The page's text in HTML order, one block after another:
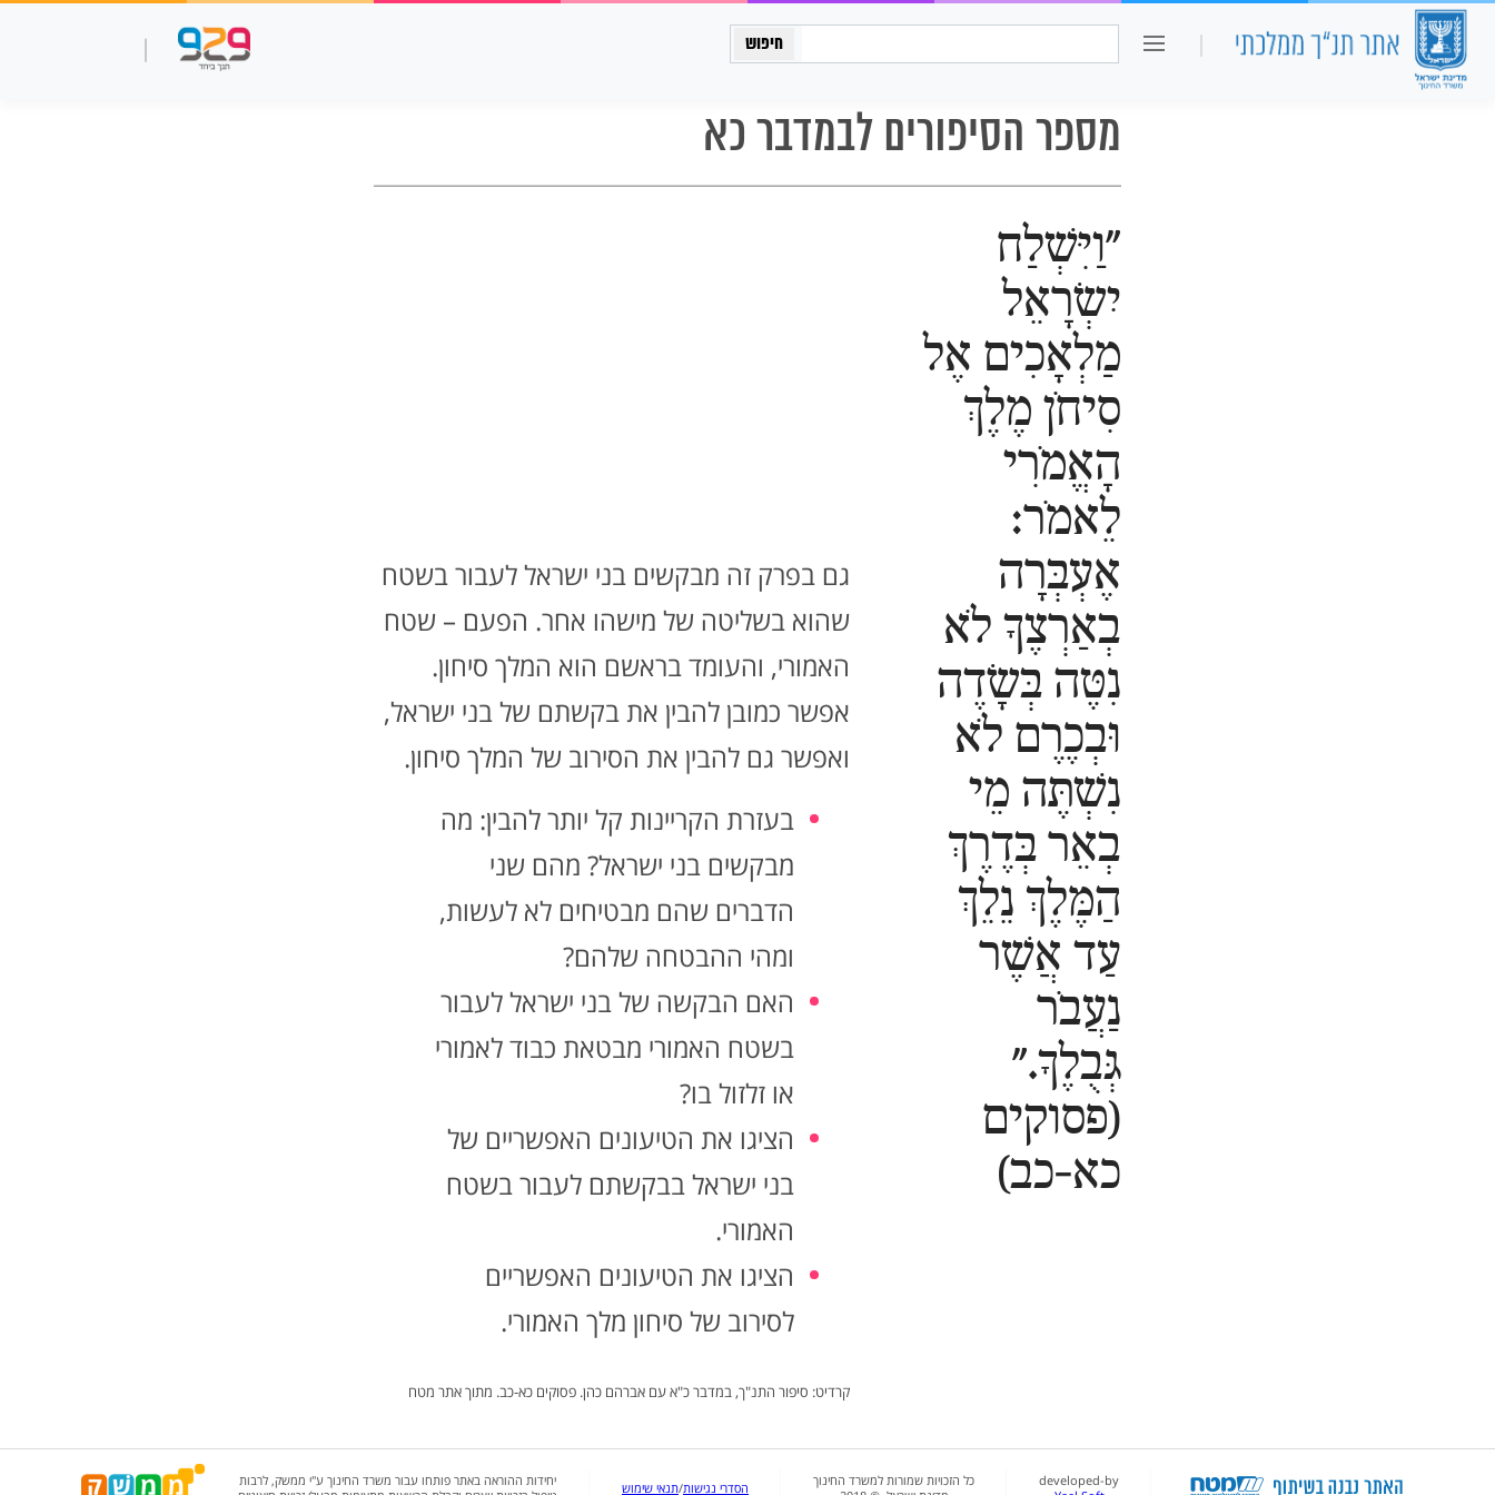
חיפוש:
כיתה ו כיתה יב
מספר הסיפורים לבמדבר כא
"וַיִּשְׁלַח
יִשְׂרָאֵל
מַלְאָכִים אֶל
סִיחֹן מֶלֶךְ
הָאֱמֹרִי
לֵאמֹר:
אֶעְבְּרָה
בְאַרְצֶךָ לֹא
נִטֶּה בְּשָׂדֶה
וּבְכֶרֶם לֹא
נִשְׁתֶּה מֵי
בְאֵר בְּדֶרֶךְ
הַמֶּלֶךְ נֵלֵךְ
עַד אֲשֶׁר
נַעֲבֹר
גְּבֻלֶךָ."
(פסוקים
כא-כב)
גם בפרק זה מבקשים בני ישראל לעבור בשטח
שהוא בשליטה של מישהו אחר. הפעם – שטח
האמורי, והעומד בראשם הוא המלך סיחון.
אפשר כמובן להבין את בקשתם של בני ישראל,
ואפשר גם להבין את הסירוב של המלך סיחון.
בעזרת הקריינות קל יותר להבין: מה
מבקשים בני ישראל? מהם שני
הדברים שהם מבטיחים לא לעשות,
ומהי ההבטחה שלהם?
האם הבקשה של בני ישראל לעבור
בשטח האמורי מבטאת כבוד לאמורי
או זלזול בו?
הציגו את הטיעונים האפשריים של
בני ישראל בבקשתם לעבור בשטח
האמורי.
הציגו את הטיעונים האפשריים
לסירוב של סיחון מלך האמורי.
קרדיט: סיפור התנ"ך, במדבר כ"א עם אברהם כהן. פסוקים כא-כב. מתוך אתר מטח
developed-by
כל הזכויות שמורות למשרד החינוך
הסדרי נגישות/תנאי שימוש
יחידות ההוראה באתר פותחו עבור משרד החינוך ע"י ממשק, לרבות